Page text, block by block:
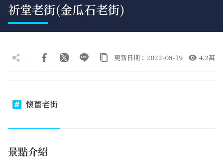
祈堂老街(金瓜石老街)
更新日期：2022-08-19 4.2萬
懷舊老街
景點介紹